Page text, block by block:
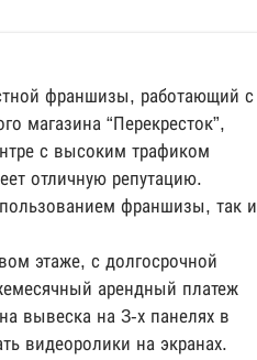
франшизы, работающий с
магазина “Перекресток”,
с высоким трафиком
отличную репутацию.
франшизы, так и
этаже, с долгосрочной
арендный платеж
вывеска на 3-х панелях в
видеоролики на экранах.